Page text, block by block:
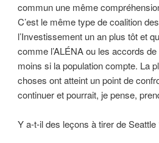
commun une même
C’est le même type de coalition
l’Investissement un an plus tôt et
comme l’ALÉNA ou les accords
moins si la population compte. La
choses ont atteint un point de
continuer et pourrait, je pense,
Y a-t-il des leçons à tirer de Seattle